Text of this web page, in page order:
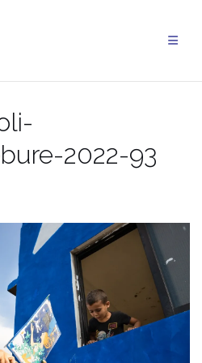
2022-93